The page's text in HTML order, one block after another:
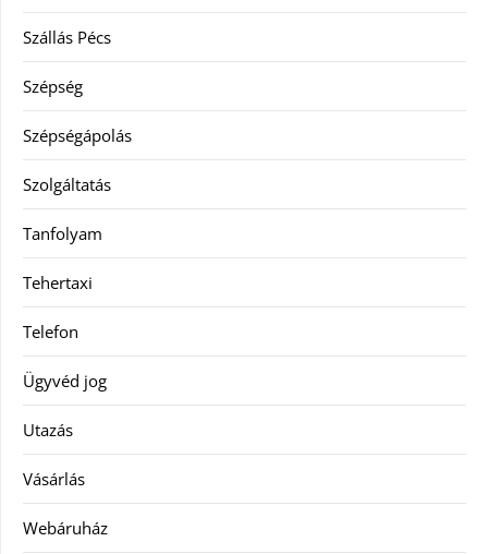
Szállás Pécs
Szépség
Szépségápolás
Szolgáltatás
Tanfolyam
Tehertaxi
Telefon
Ügyvéd jog
Utazás
Vásárlás
Webáruház